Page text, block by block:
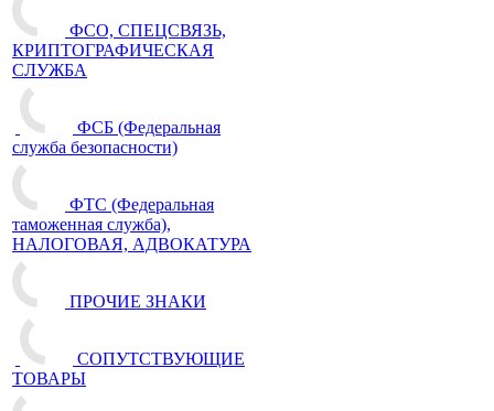
ФСО, СПЕЦСВЯЗЬ,
КРИПТОГРАФИЧЕСКАЯ
СЛУЖБА
ФСБ (Федеральная
служба безопасности)
ФТС (Федеральная
таможенная служба),
НАЛОГОВАЯ, АДВОКАТУРА
ПРОЧИЕ ЗНАКИ
СОПУТСТВУЮЩИЕ
ТОВАРЫ